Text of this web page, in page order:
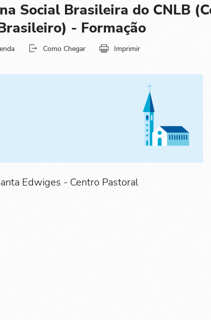
Social Brasileira do CNLB
- Formação
Como Chegar Imprimir
Edwiges - Centro Pastoral